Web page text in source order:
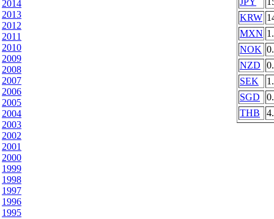
2014
2013
2012
2011
2010
2009
2008
2007
2006
2005
2004
2003
2002
2001
2000
1999
1998
1997
1996
1995
KRW
MXN
NOK
NZD
SEK
SGD
THB